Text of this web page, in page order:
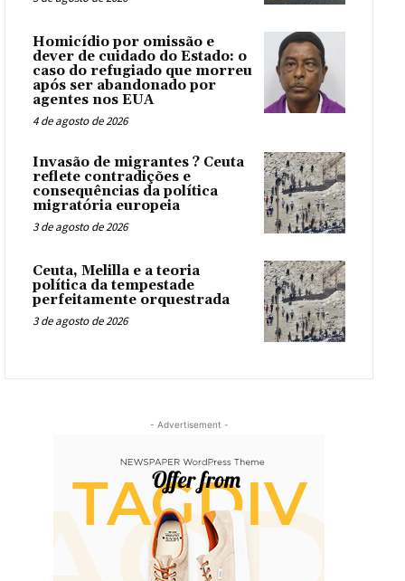
Homicídio por omissão e
dever de cuidado do Estado: o
caso do refugiado que morreu
após ser abandonado por
agentes nos EUA
4 de agosto de 2026
Invasão de migrantes ? Ceuta
reflete contradições e
consequências da política
migratória europeia
3 de agosto de 2026
Ceuta, Melilla e a teoria
política da tempestade
perfeitamente orquestrada
3 de agosto de 2026
- Advertisement -